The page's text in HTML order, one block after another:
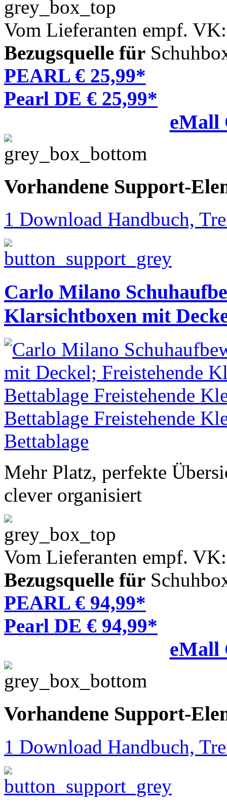
Vom Lieferanten empf.
Bezugsquelle für
PEARL € 25,99*
Pearl DE € 25,99*
eMall
Vorhandene Support-
1 Download Handbuch,
Carlo Milano
Klarsichtboxen mit
Mehr Platz, perfekte
clever organisiert
Vom Lieferanten empf.
Bezugsquelle für
PEARL € 94,99*
Pearl DE € 94,99*
eMall
Vorhandene Support-
1 Download Handbuch,